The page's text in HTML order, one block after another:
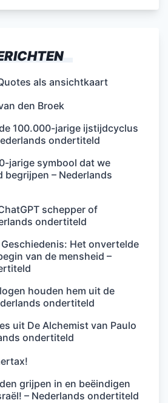
als ansichtkaart
den Broek
100.000-jarige ijstijdcyclus
ondertiteld
jarige symbool dat we
begrijpen – Nederlands
schepper of
ondertiteld
Het onvertelde
van de mensheid –
houden hem uit de
ondertiteld
uit De Alchemist van Paulo
ondertiteld
grijpen in en beëindigen
– Nederlands ondertiteld